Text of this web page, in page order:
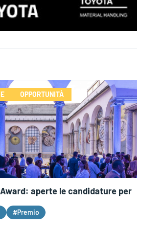
OPPORTUNITÀ
aperte le candidature per
#Premio